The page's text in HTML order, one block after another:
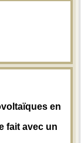
en
fait avec un